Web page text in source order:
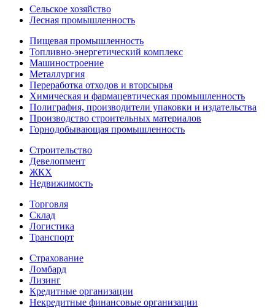
Сельское хозяйство
Лесная промышленность
Пищевая промышленность
Топливно-энергетический комплекс
Машиностроение
Металлургия
Переработка отходов и вторсырья
Химическая и фармацевтическая промышленность
Полиграфия, производители упаковки и издательства
Производство строительных материалов
Горнодобывающая промышленность
Строительство
Девелопмент
ЖКХ
Недвижимость
Торговля
Склад
Логистика
Транспорт
Страхование
Ломбард
Лизинг
Кредитные организации
Некредитные финансовые организации